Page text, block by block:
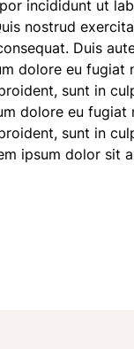
incididunt ut
nostrud
Duis
dolore eu fugiat
sunt in
dolore eu fugiat
sunt in
ipsum dolor sit